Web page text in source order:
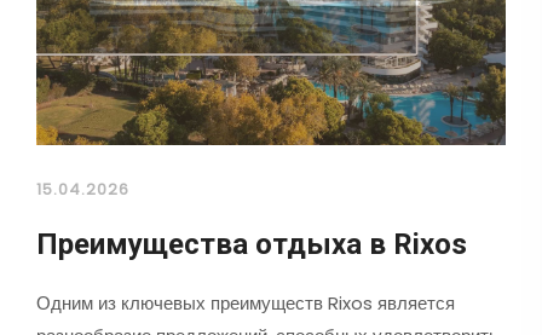
15.04.2026
Преимущества отдыха в Rixos
Одним из ключевых преимуществ Rixos является